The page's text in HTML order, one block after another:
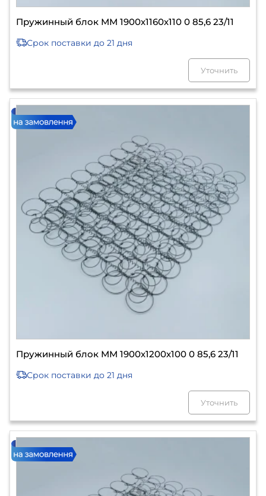
Пружинный блок ММ 1900х1160х110 0 85,6 23/11
Срок поставки до 21 дня
Уточнить
Пружинный блок ММ 1900х1200х100 0 85,6 23/11
Срок поставки до 21 дня
Уточнить